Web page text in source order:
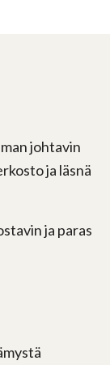
johtavin
ja läsnä
ja paras